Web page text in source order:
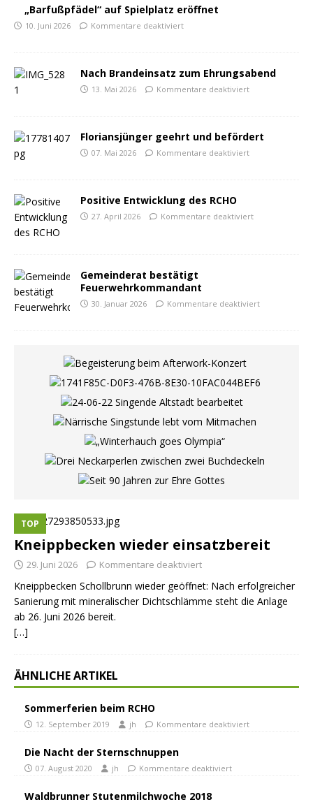
„Barfußpfädel“ auf Spielplatz eröffnet
10. Juni 2026 Kommentare deaktiviert
Nach Brandeinsatz zum Ehrungsabend
13. Mai 2026 Kommentare deaktiviert
Floriansjünger geehrt und befördert
07. Mai 2026 Kommentare deaktiviert
Positive Entwicklung des RCHO
27. April 2026 Kommentare deaktiviert
Gemeinderat bestätigt
Feuerwehrkommandant
30. Januar 2026 Kommentare deaktiviert
TOP
Kneippbecken wieder einsatzbereit
29. Juni 2026 Kommentare deaktiviert
Kneippbecken Schollbrunn wieder geöffnet: Nach erfolgreicher
Sanierung mit mineralischer Dichtschlämme steht die Anlage
ab 26. Juni 2026 bereit.
[…]
ÄHNLICHE ARTIKEL
Sommerferien beim RCHO
12. September 2019 jh Kommentare deaktiviert
Die Nacht der Sternschnuppen
07. August 2020 jh Kommentare deaktiviert
Waldbrunner Stutenmilchwoche 2018